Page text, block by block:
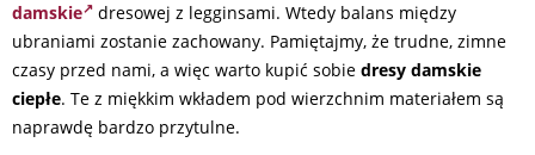
damskie
dresowej z legginsami. Wtedy balans między
ubraniami zostanie zachowany. Pamiętajmy, że trudne, zimne
czasy przed nami, a więc warto kupić sobie dresy damskie
ciepłe. Te z miękkim wkładem pod wierzchnim materiałem są
naprawdę bardzo przytulne.